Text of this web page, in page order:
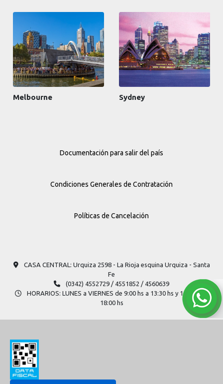
Melbourne Sydney
Documentación para salir del país
Condiciones Generales de Contratación
Políticas de Cancelación
CASA CENTRAL: Urquiza 2598​ - La Rioja esquina Urquiza - Santa
Fe
(0342) 4552729 / 4551852 / 4560639
HORARIOS: LUNES a VIERNES de 9:00 hs a 13:30 hs y 14:30 hs a
18:00 hs